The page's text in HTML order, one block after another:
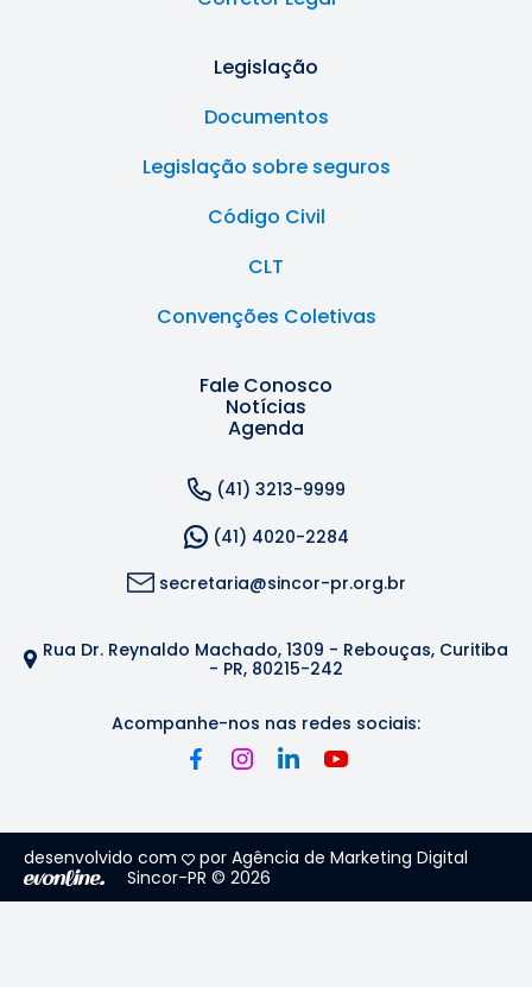
Legislação
Documentos
Legislação sobre seguros
Código Civil
CLT
Convenções Coletivas
Fale Conosco
Notícias
Agenda
(41) 3213-9999
(41) 4020-2284
secretaria@sincor-pr.org.br
Rua Dr. Reynaldo Machado, 1309 - Rebouças, Curitiba
- PR, 80215-242
Acompanhe-nos nas redes sociais:
desenvolvido com
por Agência de Marketing Digital
Sincor-PR © 2026